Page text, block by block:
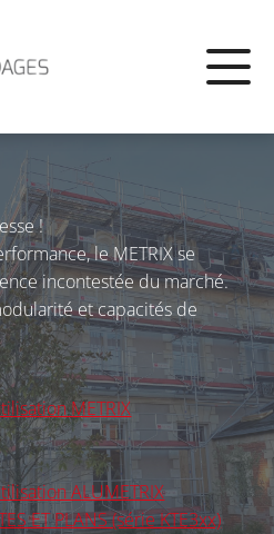
!
le METRIX se
incontestée du marché.
et capacités de
METRIX
ALUMETRIX
ET PLANS (série KTE3xx)